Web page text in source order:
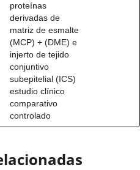
proteínas
derivadas de
matriz de esmalte
(MCP) + (DME) e
injerto de tejido
conjuntivo
subepitelial (ICS)
estudio clínico
comparativo
controlado